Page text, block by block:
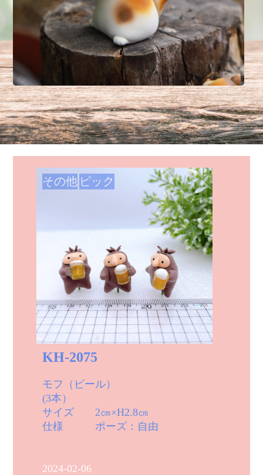
その他 ピック
KH-2075
モフ（ビール）
(3本）
サイズ 2㎝×H2.8㎝
仕様 ポーズ：自由
2024-02-06